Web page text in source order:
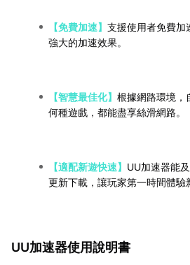
【免費加速】 支援使用者免費加
強大的加速效果。
【智慧最佳化】 根據網路環境，
何種遊戲，都能盡享絲滑網路。
【適配新遊快速】 UU加速器能
更新下載，讓玩家第一時間體驗
UU加速器使用說明書